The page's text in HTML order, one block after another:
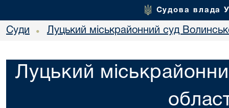
Судова влада
Суди • Луцький міськрайонний суд
Луцький